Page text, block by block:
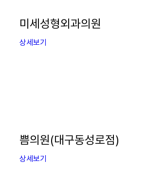
미세성형외과의원
상세보기
쁨의원(대구동성로점)
상세보기